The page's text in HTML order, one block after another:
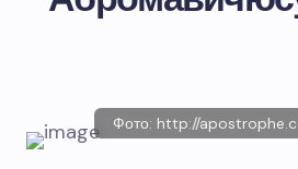
Фото: http://